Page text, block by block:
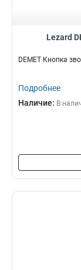
Lezard
DEMET Кнопка
Подробнее
Наличие: В